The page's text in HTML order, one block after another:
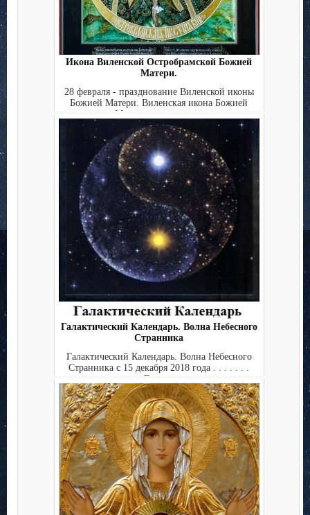
Икона Виленской Остробрамской Божией
Матери.
28 февраля - празднование Виленской иконы
Божией Матери. Виленская икона Божией
Матери написана с...
Галактический Календарь. Волна Небесного
Странника
Галактический Календарь. Волна Небесного
Странника с 15 декабря 2018 года . . . . . . .
Ежед...